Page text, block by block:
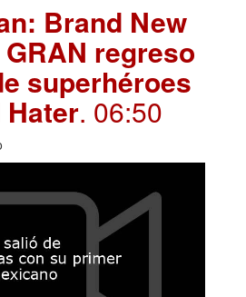
Brand New
regreso
superhéroes
Hater. 06:50